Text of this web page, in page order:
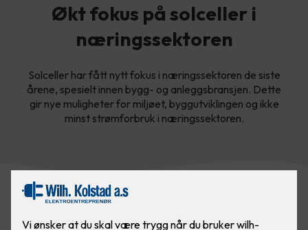
Økt fokus på solceller i
næringssektoren
Solceller har fått nytt fokus i næringssektoren de siste
årene, spesielt innen bygg- og anleggsbransjen. Dette
gir nye muligheter for miljøet, byggutviklingen og ikke
minst strømforbruk i næringssektoren.